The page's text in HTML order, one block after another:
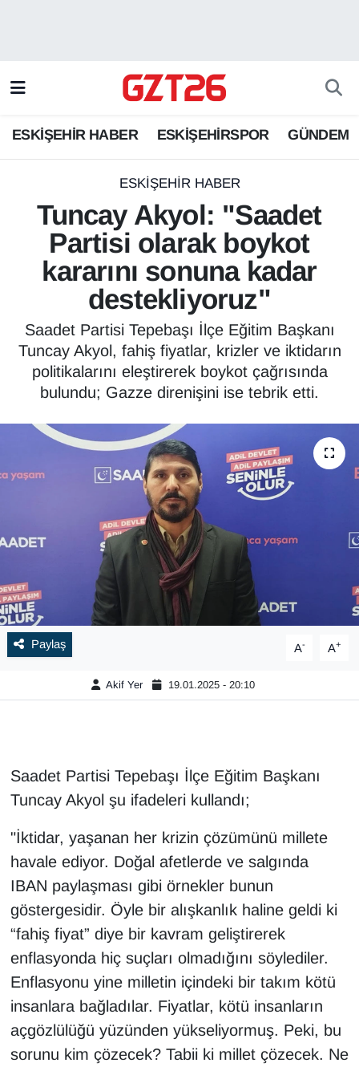
ESKİŞEHİR HABER ESKİŞEHİRSPOR GÜNDEM
ESKİŞEHİR HABER
Tuncay Akyol: "Saadet
Partisi olarak boykot
kararını sonuna kadar
destekliyoruz"
Saadet Partisi Tepebaşı İlçe Eğitim Başkanı
Tuncay Akyol, fahiş fiyatlar, krizler ve iktidarın
politikalarını eleştirerek boykot çağrısında
bulundu; Gazze direnişini ise tebrik etti.
Paylaş A- A+
Akif Yer 19.01.2025 - 20:10
Saadet Partisi Tepebaşı İlçe Eğitim Başkanı
Tuncay Akyol şu ifadeleri kullandı;
"İktidar, yaşanan her krizin çözümünü millete
havale ediyor. Doğal afetlerde ve salgında
IBAN paylaşması gibi örnekler bunun
göstergesidir. Öyle bir alışkanlık haline geldi ki
“fahiş fiyat” diye bir kavram geliştirerek
enflasyonda hiç suçları olmadığını söylediler.
Enflasyonu yine milletin içindeki bir takım kötü
insanlara bağladılar. Fiyatlar, kötü insanların
açgözlülüğü yüzünden yükseliyormuş. Peki, bu
sorunu kim çözecek? Tabii ki millet çözecek. Ne
ESKİŞEHİRSPOR
GÜNDEM
Odunpazarı Trafik Yoğunluk Haritası
Süper Lig Puan Durumu ve Fikstür
Tüm Manşetler
Son Dakika Haberleri
Haber Arşivi